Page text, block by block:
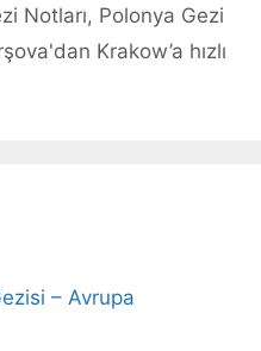
Notları, Polonya Gezi
Krakow’a hızlı
– Avrupa